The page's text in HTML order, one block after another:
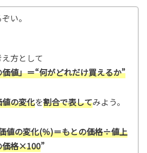
い。
方として
値」＝“何がどれだけ買えるか”
の変化を割合で表してみよう。
値の変化(％)＝もとの価格÷値上
価格×100”